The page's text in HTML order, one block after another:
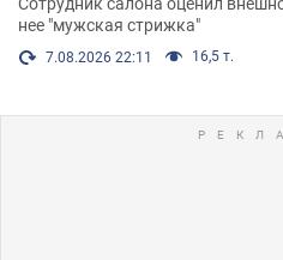
нее "мужская стрижка"
7.08.2026 22:11 16,5 т.